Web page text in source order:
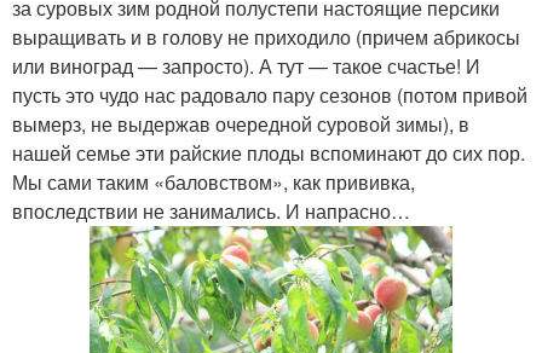
за суровых зим родной полустепи настоящие персики
выращивать и в голову не приходило (причем абрикосы
или виноград — запросто). А тут — такое счастье! И
пусть это чудо нас радовало пару сезонов (потом привой
вымерз, не выдержав очередной суровой зимы), в
нашей семье эти райские плоды вспоминают до сих пор.
Мы сами таким «баловством», как прививка,
впоследствии не занимались. И напрасно…